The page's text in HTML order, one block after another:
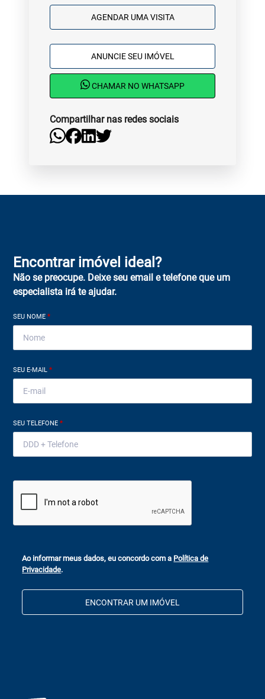
AGENDAR UMA VISITA
ANUNCIE SEU IMÓVEL
CHAMAR NO WHATSAPP
Compartilhar nas redes sociais
Encontrar imóvel ideal?
Não se preocupe. Deixe seu email e telefone que um
especialista irá te ajudar.
SEU NOME*
SEU E-MAIL*
SEU TELEFONE*
Ao informar meus dados, eu concordo com a Política de
Privacidade.
ENCONTRAR UM IMÓVEL